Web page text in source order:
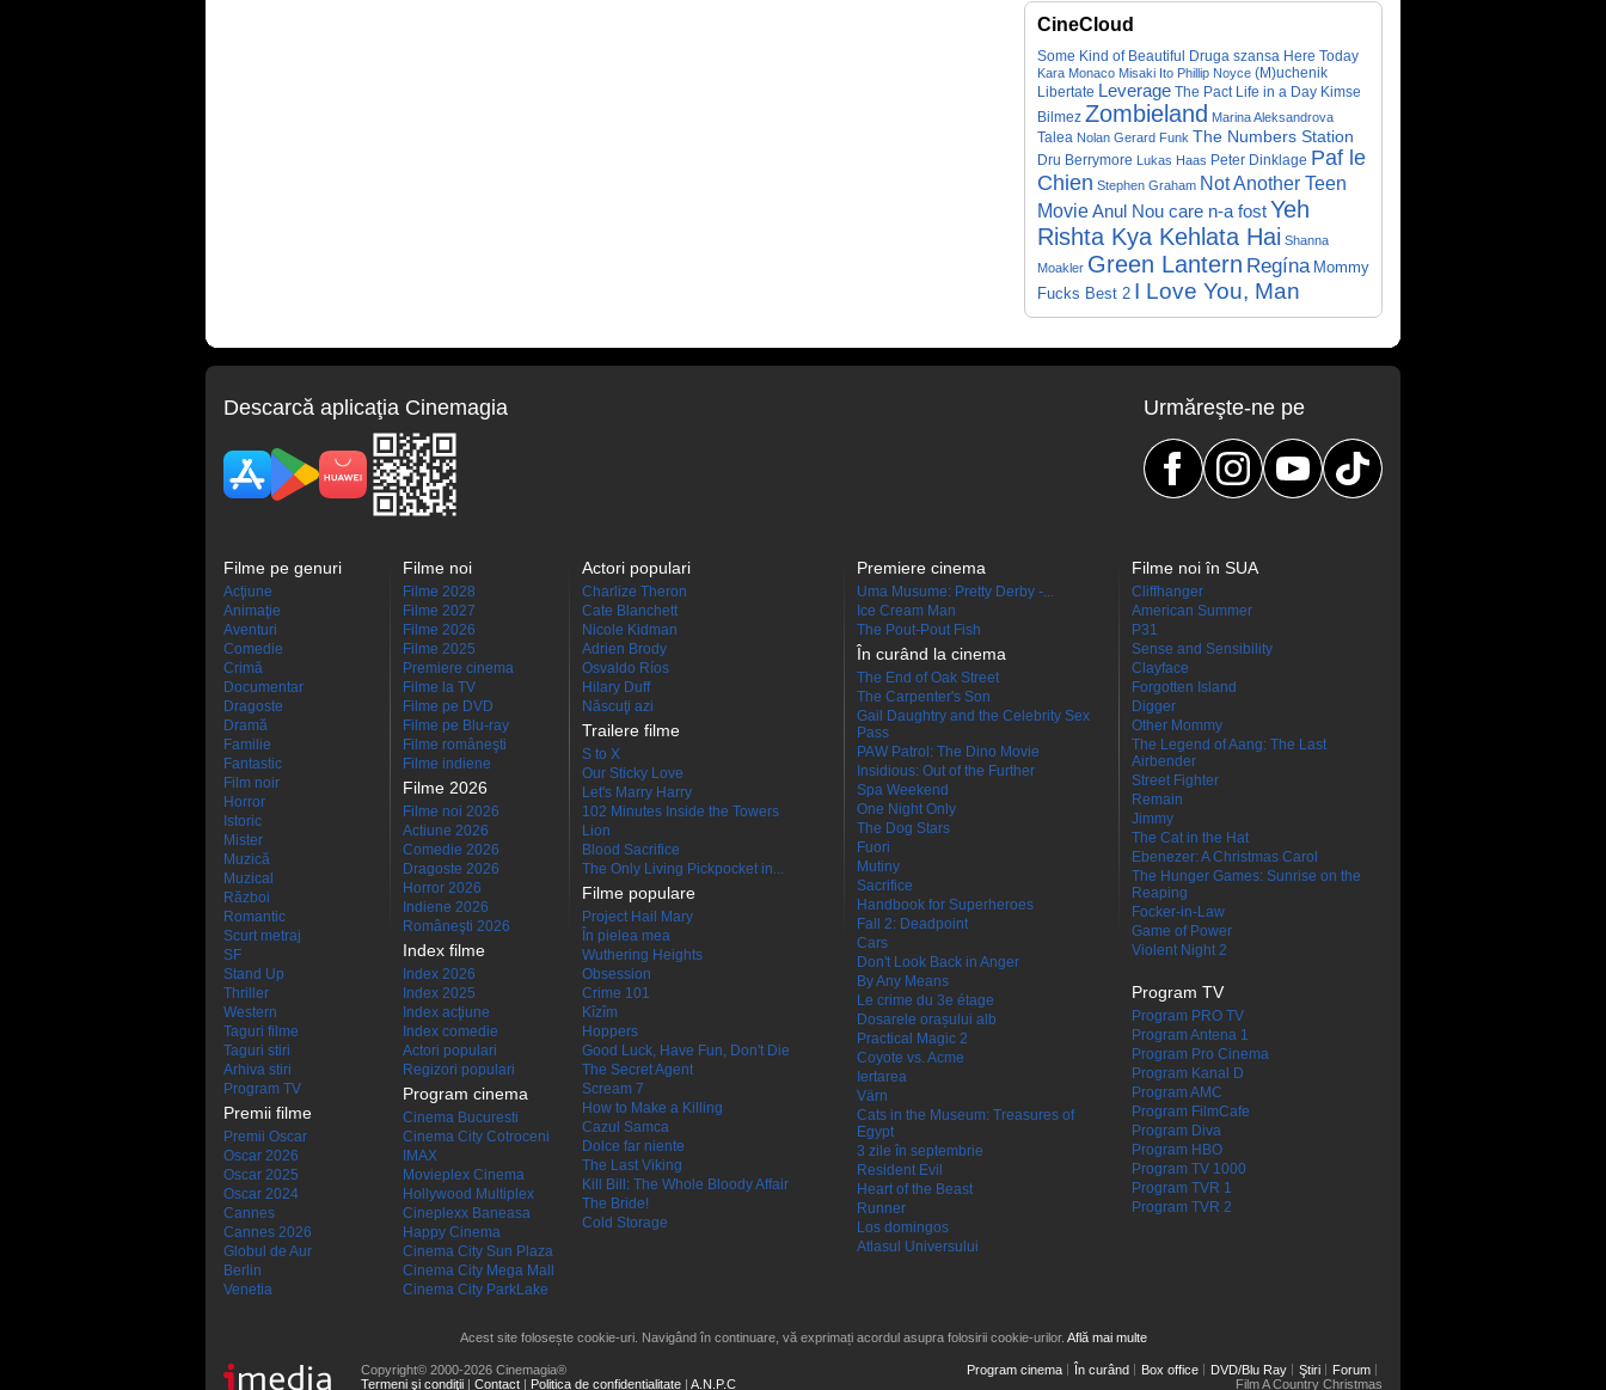
CineCloud
Some Kind of Beautiful Druga szansa Here Today
Kara Monaco Misaki Ito Phillip Noyce (M)uchenik
Libertate Leverage The Pact Life in a Day Kimse
Bilmez Zombieland Marina Aleksandrova
Talea Nolan Gerard Funk The Numbers Station
Dru Berrymore Lukas Haas Peter Dinklage Paf le
Chien Stephen Graham Not Another Teen
MovieAnul Nou care n-a fostYeh
Rishta Kya Kehlata Hai Shanna
Moakler Green Lantern Regína Mommy
Fucks Best 2 I Love You, Man
Descarcă aplicaţia Cinemagia Urmăreşte-ne pe
Filme pe genuri
Acţiune
Animaţie
Aventuri
Comedie
Crimă
Documentar
Dragoste
Dramă
Familie
Fantastic
Film noir
Horror
Istoric
Mister
Muzică
Muzical
Război
Romantic
Scurt metraj
SF
Stand Up
Thriller
Western
Taguri filme
Taguri stiri
Arhiva stiri
Program TV
Premii filme
Premii Oscar
Oscar 2026
Oscar 2025
Oscar 2024
Cannes
Cannes 2026
Globul de Aur
Berlin
Venetia
Filme noi
Filme 2028
Filme 2027
Filme 2026
Filme 2025
Premiere cinema
Filme la TV
Filme pe DVD
Filme pe Blu-ray
Filme româneşti
Filme indiene
Filme 2026
Filme noi 2026
Actiune 2026
Comedie 2026
Dragoste 2026
Horror 2026
Indiene 2026
Româneşti 2026
Index filme
Index 2026
Index 2025
Index acţiune
Index comedie
Actori populari
Regizori populari
Program cinema
Cinema Bucuresti
Cinema City Cotroceni
IMAX
Movieplex Cinema
Hollywood Multiplex
Cineplexx Baneasa
Happy Cinema
Cinema City Sun Plaza
Cinema City Mega Mall
Cinema City ParkLake
Actori populari
Charlize Theron
Cate Blanchett
Nicole Kidman
Adrien Brody
Osvaldo Ríos
Hilary Duff
Născuţi azi
Trailere filme
S to X
Our Sticky Love
Let's Marry Harry
102 Minutes Inside the Towers
Lion
Blood Sacrifice
The Only Living Pickpocket in...
Filme populare
Project Hail Mary
În pielea mea
Wuthering Heights
Obsession
Crime 101
Kîzîm
Hoppers
Good Luck, Have Fun, Don't Die
The Secret Agent
Scream 7
How to Make a Killing
Cazul Samca
Dolce far niente
The Last Viking
Kill Bill: The Whole Bloody Affair
The Bride!
Cold Storage
Premiere cinema
Uma Musume: Pretty Derby -...
Ice Cream Man
The Pout-Pout Fish
În curând la cinema
The End of Oak Street
The Carpenter's Son
Gail Daughtry and the Celebrity Sex
Pass
PAW Patrol: The Dino Movie
Insidious: Out of the Further
Spa Weekend
One Night Only
The Dog Stars
Fuori
Mutiny
Sacrifice
Handbook for Superheroes
Fall 2: Deadpoint
Cars
Don't Look Back in Anger
By Any Means
Le crime du 3e étage
Dosarele orașului alb
Practical Magic 2
Coyote vs. Acme
Iertarea
Värn
Cats in the Museum: Treasures of
Egypt
3 zile în septembrie
Resident Evil
Heart of the Beast
Runner
Los domingos
Atlasul Universului
Filme noi în SUA
Cliffhanger
American Summer
P31
Sense and Sensibility
Clayface
Forgotten Island
Digger
Other Mommy
The Legend of Aang: The Last
Airbender
Street Fighter
Remain
Jimmy
The Cat in the Hat
Ebenezer: A Christmas Carol
The Hunger Games: Sunrise on the
Reaping
Focker-in-Law
Game of Power
Violent Night 2
Program TV
Program PRO TV
Program Antena 1
Program Pro Cinema
Program Kanal D
Program AMC
Program FilmCafe
Program Diva
Program HBO
Program TV 1000
Program TVR 1
Program TVR 2
Acest site folosește cookie-uri. Navigând în continuare, vă exprimați acordul asupra folosirii cookie-urilor. Află mai multe
Copyright© 2000-2026 Cinemagia®
Termeni şi condiţii | Contact | Politica de confidențialitate | A.N.P.C
Program cinema În curând Box office DVD/Blu Ray Ştiri
Forum
Film A Country Christmas